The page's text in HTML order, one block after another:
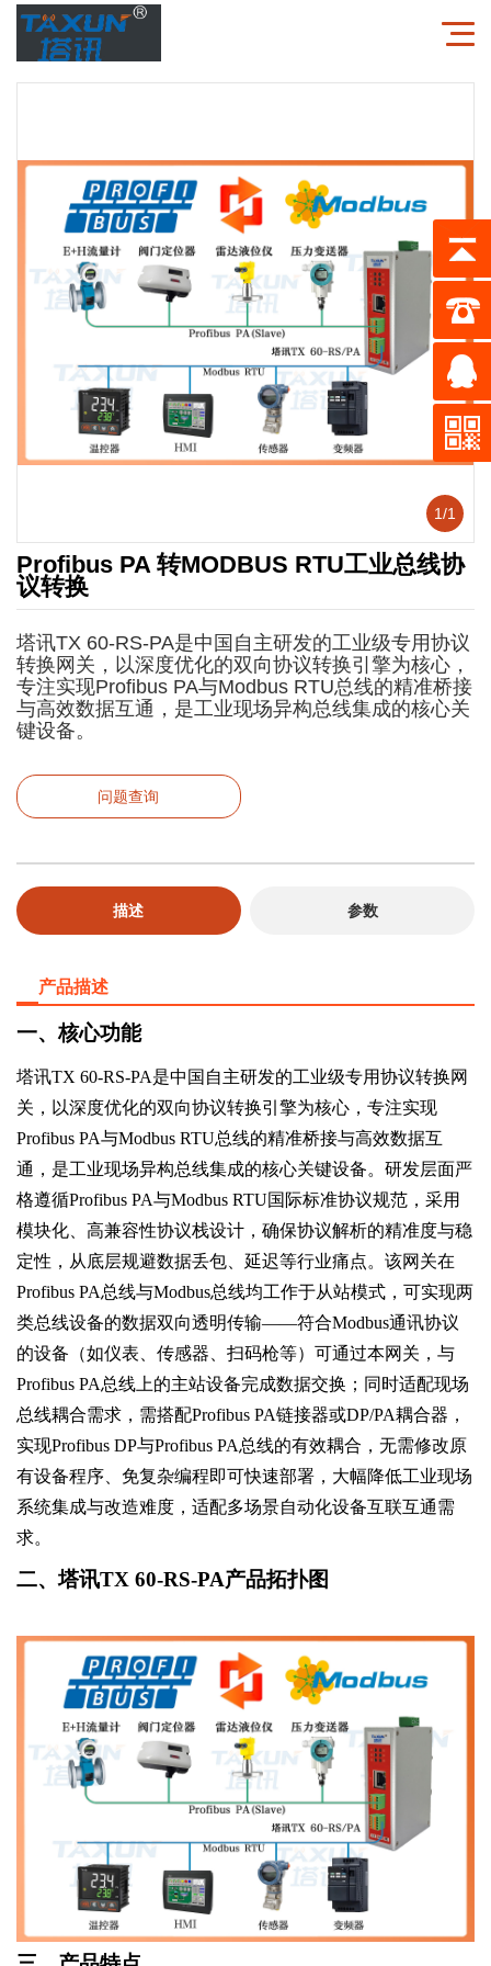
1/1
Profibus PA 转MODBUS RTU工业总线协
议转换
塔讯TX 60-RS-PA是中国自主研发的工业级专用协议
转换网关，以深度优化的双向协议转换引擎为核心，
专注实现Profibus PA与Modbus RTU总线的精准桥接
与高效数据互通，是工业现场异构总线集成的核心关
键设备。
问题查询
描述 参数
产品描述
一、核心功能
塔讯TX 60-RS-PA是中国自主研发的工业级专用协议转换网
关，以深度优化的双向协议转换引擎为核心，专注实现
Profibus PA与Modbus RTU总线的精准桥接与高效数据互
通，是工业现场异构总线集成的核心关键设备。研发层面严
格遵循Profibus PA与Modbus RTU国际标准协议规范，采用
模块化、高兼容性协议栈设计，确保协议解析的精准度与稳
定性，从底层规避数据丢包、延迟等行业痛点。该网关在
Profibus PA总线与Modbus总线均工作于从站模式，可实现两
类总线设备的数据双向透明传输——符合Modbus通讯协议
的设备（如仪表、传感器、扫码枪等）可通过本网关，与
Profibus PA总线上的主站设备完成数据交换；同时适配现场
总线耦合需求，需搭配Profibus PA链接器或DP/PA耦合器，
实现Profibus DP与Profibus PA总线的有效耦合，无需修改原
有设备程序、免复杂编程即可快速部署，大幅降低工业现场
系统集成与改造难度，适配多场景自动化设备互联互通需
求。
二、塔讯TX 60-RS-PA产品拓扑图